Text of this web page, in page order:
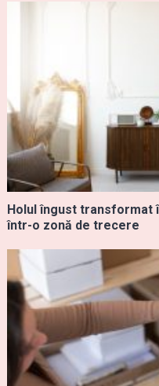
Holul îngust transformat
într-o zonă de trecere